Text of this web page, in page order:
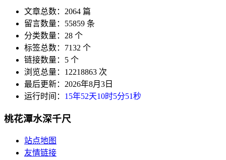
文章总数：2064 篇
留言数量：55859 条
分类数量：28 个
标签总数：7132 个
链接数量：5 个
浏览总量：12218863 次
最后更新：2026年8月3日
运行时间： 15年52天10时5分52秒
桃花潭水深千尺
站点地图
友情链接